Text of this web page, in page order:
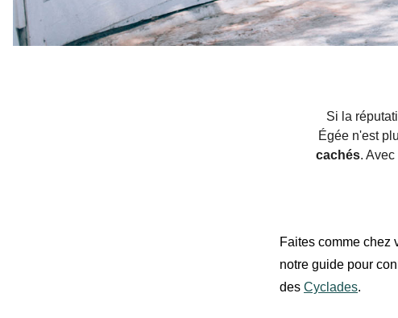
Si la
Égée n'est
cachés.
Faites comme chez
notre guide pour
des Cyclades.